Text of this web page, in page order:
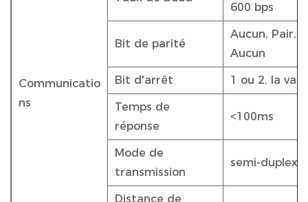
Communicatio
ns
600 bps
Bit de parité
Aucun, Pair,
Aucun
Bit d'arrêt 1 ou 2, la
Temps de
réponse
<100ms
Mode de
transmission
semi-duplex
Distance de